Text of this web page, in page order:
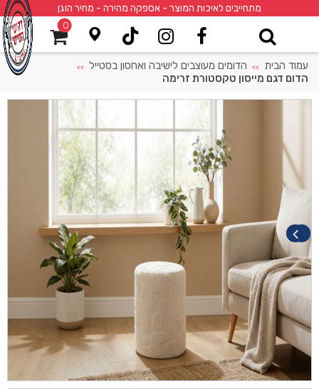
מתחייבים לאיכות המוצר - אספקה מהירה - מחיר הוגן
0
עמוד הבית >> הדומים מעוצבים לישיבה ואחסון בסטייל >>
הדום דגם מייסון טקסטורת זרימה